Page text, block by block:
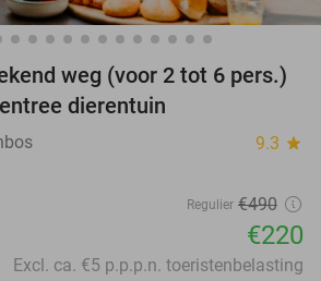
weg (voor 2 tot 6 pers.)
dierentuin
9.3 star
Regulier €490
€220
Excl. ca. €5 p.p.p.n. toeristenbelasting